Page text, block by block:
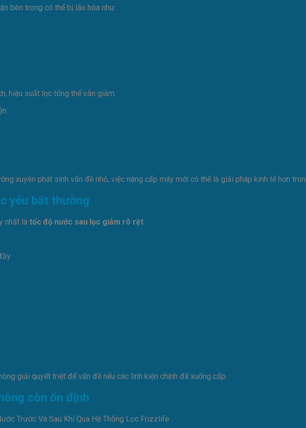
bên trong có thể bị lão hóa như:
hiệu suất lọc tổng thể vẫn giảm.
xuyên phát sinh vấn đề nhỏ, việc nâng cấp máy mới có thể là giải pháp kinh tế hơn
yếu bất thường
nhất là tốc độ nước sau lọc giảm rõ rệt.
giải quyết triệt để vấn đề nếu các linh kiện chính đã xuống cấp.
còn ổn định